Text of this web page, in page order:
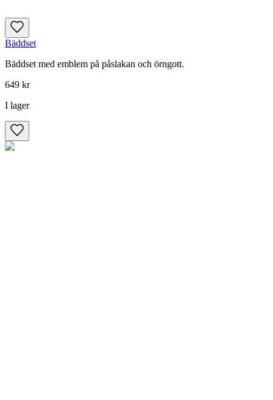
Bäddset
Bäddset med emblem på påslakan och örngott.
649 kr
I lager